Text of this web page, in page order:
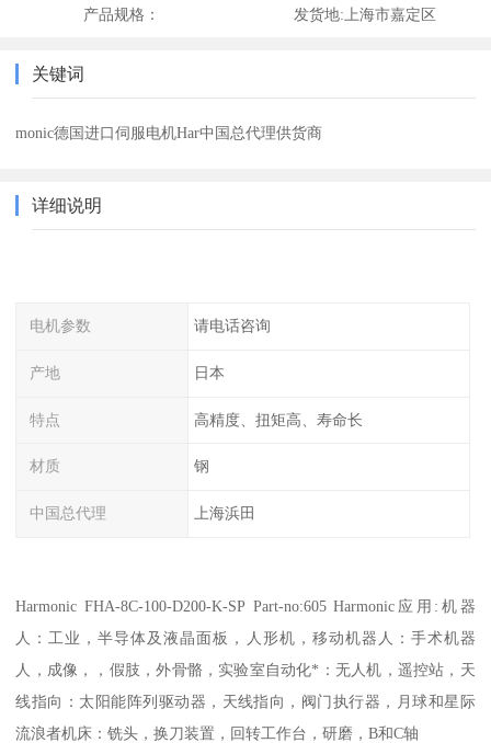
产品规格： 发货地: 上海市嘉定区
关键词
monic德国进口伺服电机Har中国总代理供货商
详细说明
电机参数 请电话咨询
产地 日本
特点 高精度、扭矩高、寿命长
材质 钢
中国总代理 上海浜田
Harmonic FHA-8C-100-D200-K-SP Part-no:605 Harmonic应用:机器
人：工业，半导体及液晶面板，人形机，移动机器人：手术机器
人，成像，，假肢，外骨骼，实验室自动化*：无人机，遥控站，天
线指向：太阳能阵列驱动器，天线指向，阀门执行器，月球和星际
流浪者机床：铣头，换刀装置，回转工作台，研磨，B和C轴